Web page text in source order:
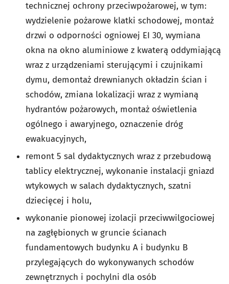
technicznej ochrony przeciwpożarowej, w tym:
wydzielenie pożarowe klatki schodowej, montaż
drzwi o odporności ogniowej EI 30, wymiana
okna na okno aluminiowe z kwaterą oddymiającą
wraz z urządzeniami sterującymi i czujnikami
dymu, demontaż drewnianych okładzin ścian i
schodów, zmiana lokalizacji wraz z wymianą
hydrantów pożarowych, montaż oświetlenia
ogólnego i awaryjnego, oznaczenie dróg
ewakuacyjnych,
remont 5 sal dydaktycznych wraz z przebudową
tablicy elektrycznej, wykonanie instalacji gniazd
wtykowych w salach dydaktycznych, szatni
dziecięcej i holu,
wykonanie pionowej izolacji przeciwwilgociowej
na zagłębionych w gruncie ścianach
fundamentowych budynku A i budynku B
przylegających do wykonywanych schodów
zewnętrznych i pochylni dla osób